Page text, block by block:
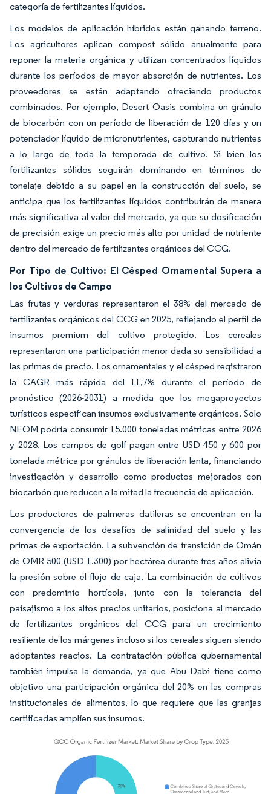
categoría de fertilizantes líquidos.
Los modelos de aplicación híbridos están ganando terreno.
Los agricultores aplican compost sólido anualmente para
reponer la materia orgánica y utilizan concentrados líquidos
durante los períodos de mayor absorción de nutrientes. Los
proveedores se están adaptando ofreciendo productos
combinados. Por ejemplo, Desert Oasis combina un gránulo
de biocarbón con un período de liberación de 120 días y un
potenciador líquido de micronutrientes, capturando nutrientes
a lo largo de toda la temporada de cultivo. Si bien los
fertilizantes sólidos seguirán dominando en términos de
tonelaje debido a su papel en la construcción del suelo, se
anticipa que los fertilizantes líquidos contribuirán de manera
más significativa al valor del mercado, ya que su dosificación
de precisión exige un precio más alto por unidad de nutriente
dentro del mercado de fertilizantes orgánicos del CCG.
Por Tipo de Cultivo: El Césped Ornamental Supera a
los Cultivos de Campo
Las frutas y verduras representaron el 38% del mercado de
fertilizantes orgánicos del CCG en 2025, reflejando el perfil de
insumos premium del cultivo protegido. Los cereales
representaron una participación menor dada su sensibilidad a
las primas de precio. Los ornamentales y el césped registraron
la CAGR más rápida del 11,7% durante el período de
pronóstico (2026-2031) a medida que los megaproyectos
turísticos especifican insumos exclusivamente orgánicos. Solo
NEOM podría consumir 15.000 toneladas métricas entre 2026
y 2028. Los campos de golf pagan entre USD 450 y 600 por
tonelada métrica por gránulos de liberación lenta, financiando
investigación y desarrollo como productos mejorados con
biocarbón que reducen a la mitad la frecuencia de aplicación.
Los productores de palmeras datileras se encuentran en la
convergencia de los desafíos de salinidad del suelo y las
primas de exportación. La subvención de transición de Omán
de OMR 500 (USD 1.300) por hectárea durante tres años alivia
la presión sobre el flujo de caja. La combinación de cultivos
con predominio hortícola, junto con la tolerancia del
paisajismo a los altos precios unitarios, posiciona al mercado
de fertilizantes orgánicos del CCG para un crecimiento
resiliente de los márgenes incluso si los cereales siguen siendo
adoptantes reacios. La contratación pública gubernamental
también impulsa la demanda, ya que Abu Dabi tiene como
objetivo una participación orgánica del 20% en las compras
institucionales de alimentos, lo que requiere que las granjas
certificadas amplíen sus insumos.